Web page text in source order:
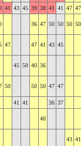
41 43 45 39 38 41 41 47 47
36 47 50 50 50 50
47 47 41 43 45
45 50 40 36
50 50 50 47 47
41 41 36 37
40
43 41